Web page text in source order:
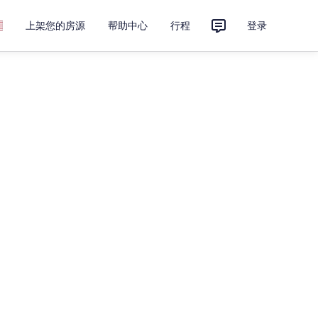
上架您的房源 帮助中心 行程 登录